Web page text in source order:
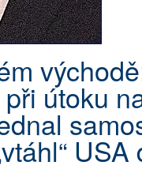
útoku
USA